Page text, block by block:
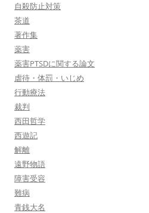
自殺防止対策
茶道
著作集
薬害
薬害PTSDに関する論文
虐待・体罰・いじめ
行動療法
裁判
西田哲学
西遊記
解離
遠野物語
障害受容
難病
青銭大名